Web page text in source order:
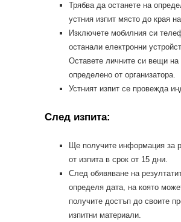
Трябва да останете на
устния изпит място до края
Изключете мобилния си
останали електронни
Оставете личните си вещи на
определено от организатора.
Устният изпит се провежда
След изпита:
Ще получите информация за
от изпита в срок от 15 дни.
След обявяване на
определя дата, на която
получите достъп до своите
изпитни материали.